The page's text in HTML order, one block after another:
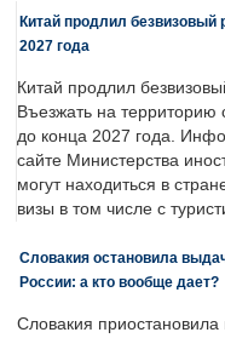
Китай продлил
2027 года
Китай продлил
Въезжать на территорию
до конца 2027 года.
сайте Министерства
могут находиться в
визы в том числе с
Словакия остановила
России: а кто вообще дает?
Словакия приостановила